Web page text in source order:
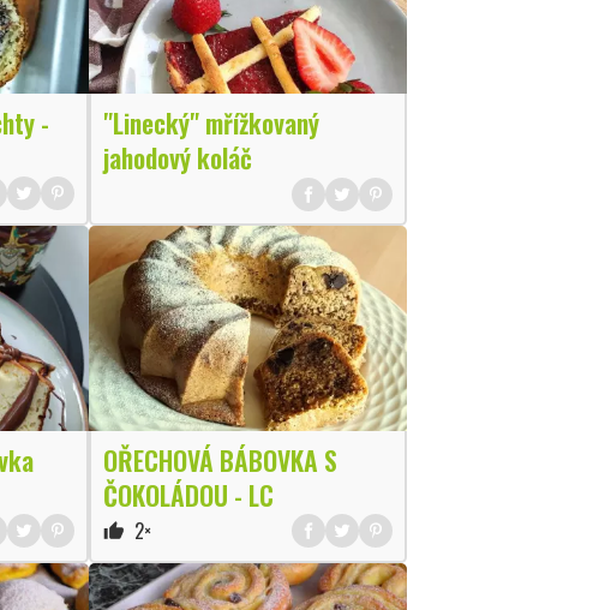
-
"Linecký" mřížkovaný
jahodový koláč
OŘECHOVÁ BÁBOVKA S
ČOKOLÁDOU - LC
thumb_up 2×